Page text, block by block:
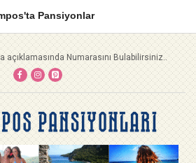
Pansiyonlar
Numarasını Bulabilirsiniz..